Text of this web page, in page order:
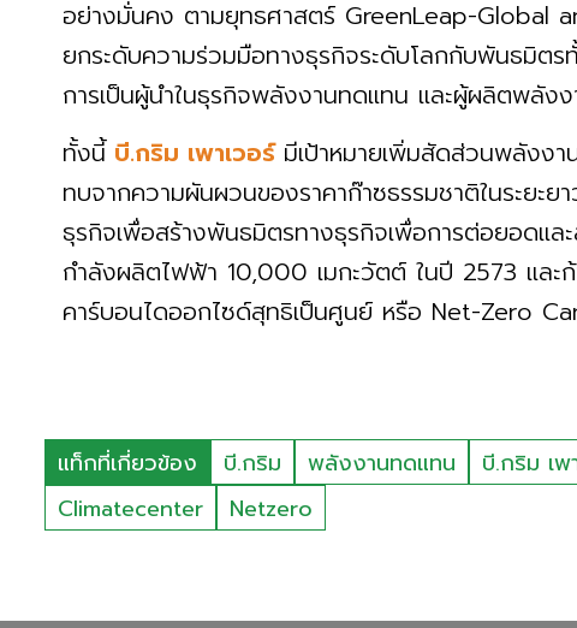
อย่างมั่นคง ตามยุทธศาสตร์ GreenLeap-Global
ยกระดับความร่วมมือทางธุรกิจระดับโลกกับพันธมิตร
การเป็นผู้นำในธุรกิจพลังงานทดแทน และผู้ผลิตพลังง
ทั้งนี้บี.กริม เพาเวอร์ มีเป้าหมายเพิ่มสัดส่วนพลังง
ทบจากความผันผวนของราคาก๊าซธรรมชาติในระยะย
ธุรกิจเพื่อสร้างพันธมิตรทางธุรกิจเพื่อการต่อยอดแล
กำลังผลิตไฟฟ้า 10,000 เมกะวัตต์ ในปี 2573 และ
คาร์บอนไดออกไซด์สุทธิเป็นศูนย์ หรือ Net-Zero
แท็กที่เกี่ยวข้อง บี.กริม พลังงานทดแทน บี.กริม เพ
Climatecenter
Netzero